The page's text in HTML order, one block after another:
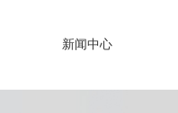
新闻中心